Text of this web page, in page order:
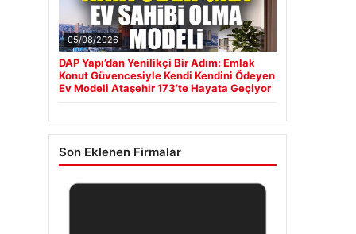
05/08/2026
DAP Yapı’dan Yenilikçi Bir Adım: Emlak
Konut Güvencesiyle Kendi Kendini Ödeyen
Ev Modeli Ataşehir 173’te Hayata Geçiyor
Son Eklenen Firmalar